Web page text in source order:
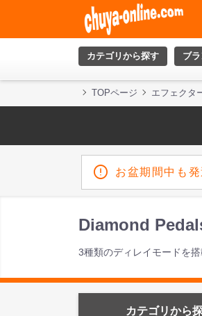
カテゴリから探す ブ
TOPページ エフェクタ
お盆期間中も
Diamond
3種類のディレイモードを搭
カテゴリから